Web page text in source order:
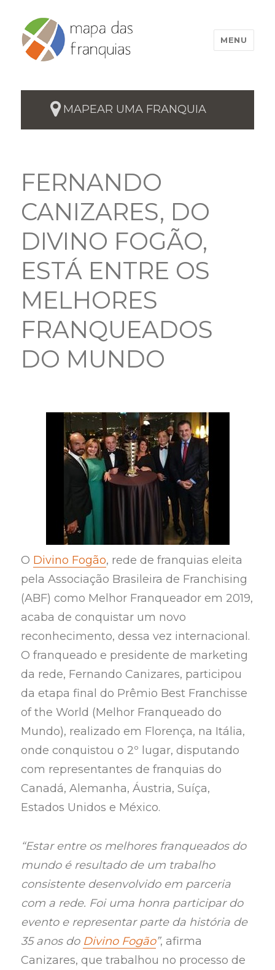
MENU
MAPEAR UMA FRANQUIA
FERNANDO
CANIZARES, DO
DIVINO FOGÃO,
ESTÁ ENTRE OS
MELHORES
FRANQUEADOS
DO MUNDO
O Divino Fogão, rede de franquias eleita
pela Associação Brasileira de Franchising
(ABF) como Melhor Franqueador em 2019,
acaba de conquistar um novo
reconhecimento, dessa vez internacional.
O franqueado e presidente de marketing
da rede, Fernando Canizares, participou
da etapa final do Prêmio Best Franchisse
of the World (Melhor Franqueado do
Mundo), realizado em Florença, na Itália,
onde conquistou o 2º lugar, disputando
com representantes de franquias do
Canadá, Alemanha, Áustria, Suíça,
Estados Unidos e México.
“Estar entre os melhores franqueados do
mundo é resultado de um trabalho
consistente desenvolvido em parceria
com a rede. Foi uma honra participar do
evento e representar parte da história de
35 anos do Divino Fogão”, afirma
Canizares, que trabalhou no processo de